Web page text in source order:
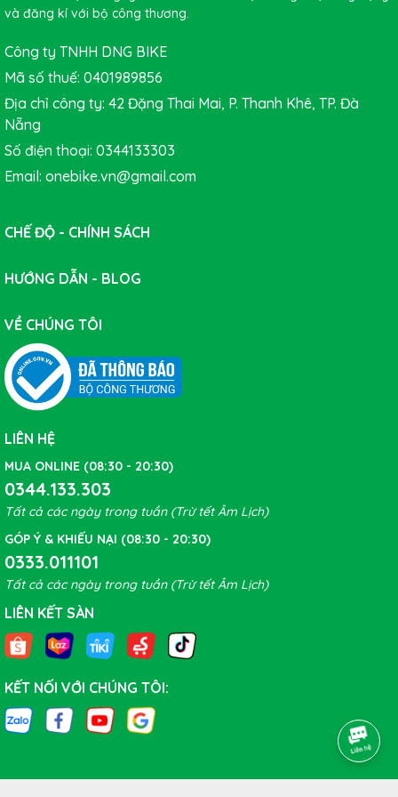
Yên xe êm ái, nhiều lỗ
thoáng khí
Yên xe được bọc da cao cấp mềm mại, mặt tiếp xúc rộng,
giảm thiếu mệt mỏi lên xương khớp, độ bám cao giúp bạn
không bị trượt khi phanh gấp hay qua những con đường gồ
ghề. Bên cạnh đó yên xe có những lỗ thoát khí được phân bổ
hợp lý giúp làm thoáng khí nhưng giữ được độ bền bỉ.
và đăng kí với bộ công thương.
Công ty TNHH DNG BIKE
Mã số thuế: 0401989856
Địa chỉ công ty: 42 Đặng Thai Mai, P. Thanh Khê, TP. Đà
Nẵng
Số điện thoại: 0344133303
Email: onebike.vn@gmail.com
CHẾ ĐỘ - CHÍNH SÁCH
HƯỚNG DẪN - BLOG
VỀ CHÚNG TÔI
LIÊN HỆ
MUA ONLINE (08:30 - 20:30)
0344.133.303
Tất cả các ngày trong tuần (Trừ tết Âm Lịch)
GÓP Ý & KHIẾU NẠI (08:30 - 20:30)
0333.011101
Tất cả các ngày trong tuần (Trừ tết Âm Lịch)
LIÊN KẾT SÀN
KẾT NỐI VỚI CHÚNG TÔI: